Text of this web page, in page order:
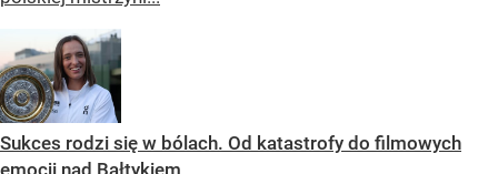
Sukces rodzi się w bólach. Od katastrofy do filmowych